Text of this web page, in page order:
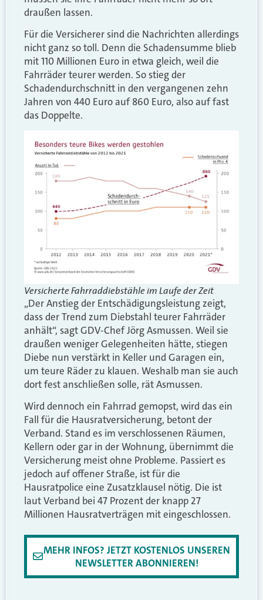
draußen lassen.
Für die Versicherer sind die Nachrichten allerdings
nicht ganz so toll. Denn die Schadensumme blieb
mit 110 Millionen Euro in etwa gleich, weil die
Fahrräder teurer werden. So stieg der
Schadendurchschnitt in den vergangenen zehn
Jahren von 440 Euro auf 860 Euro, also auf fast
das Doppelte.
Versicherte Fahrraddiebstähle im Laufe der Zeit
„Der Anstieg der Entschädigungsleistung zeigt,
dass der Trend zum Diebstahl teurer Fahrräder
anhält“, sagt GDV-Chef Jörg Asmussen. Weil sie
draußen weniger Gelegenheiten hätte, stiegen
Diebe nun verstärkt in Keller und Garagen ein,
um teure Räder zu klauen. Weshalb man sie auch
dort fest anschließen solle, rät Asmussen.
Wird dennoch ein Fahrrad gemopst, wird das ein
Fall für die Hausratversicherung, betont der
Verband. Stand es im verschlossenen Räumen,
Kellern oder gar in der Wohnung, übernimmt die
Versicherung meist ohne Probleme. Passiert es
jedoch auf offener Straße, ist für die
Hausratpolice eine Zusatzklausel nötig. Die ist
laut Verband bei 47 Prozent der knapp 27
Millionen Hausratverträgen mit eingeschlossen.
MEHR INFOS? JETZT KOSTENLOS UNSEREN
NEWSLETTER ABONNIEREN!